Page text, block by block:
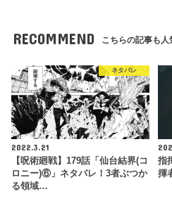
RECOMMEND こちらの記事も人
ネタバレ
2022.3.21
【呪術廻戦】179話「仙台結界(コ
ロニー)⑥」ネタバレ！3者ぶつか
る領域…
指
揮